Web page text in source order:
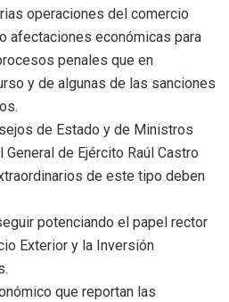
operaciones del comercio
afectaciones económicas para
penales que en
y de algunas de las sanciones
de Estado y de Ministros
de Ejército Raúl Castro
de este tipo deben
potenciando el papel rector
Exterior y la Inversión
que reportan las